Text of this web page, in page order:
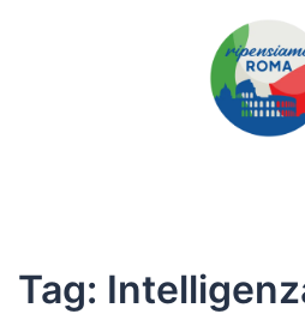
Tag: